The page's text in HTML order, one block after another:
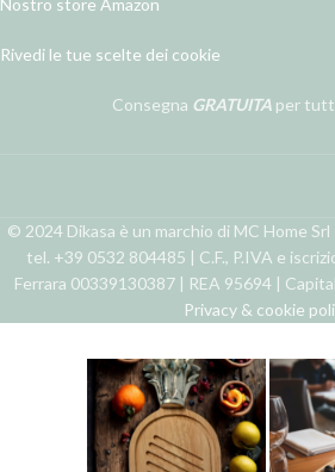
Nostro store Amazon
Rivedi le tue scelte dei cookie
Consegna GRATUITA per
© 2024 Dikasa è un marchio di MC Home
tel. +39 0532 804485 | C.F., P.IVA e
Ferrara 00339130387 | REA 95694 |
Privacy & cookie